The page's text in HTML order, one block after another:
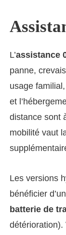
L’assistance
panne,
usage
et
distance sont
mobilité vaut
Les versions
bénéficier
batterie de
détérioration).